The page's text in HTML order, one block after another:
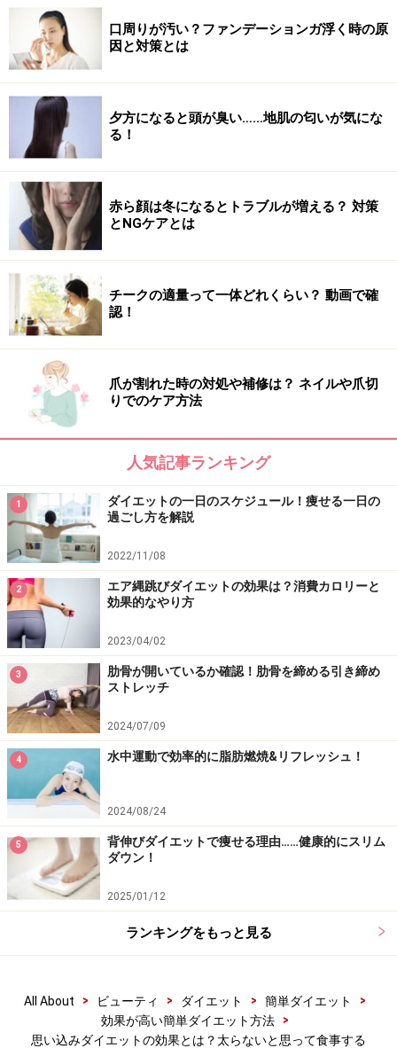
食べても食べても満足感を得られなくなるとも言われて
ます。
■自律神経の乱れ
ストレスは自律神経にも大きく影響します。ストレスが
かかると交感神経が刺激され、視床下部にある摂食中枢
を刺激し、過食に繋がります。
ダイエットの大敵となる罪悪感（ストレ
ス）と決別するために……
ダイエットストレスと決別！
ダイエットにどんなイメージをもたれますか？実際は辛
いとか続かないというマイナスのイメージが強いと思い
ますが、冒頭で述べた通り、頑張りすぎは結局ストレス
に繋がるので楽しく、良いイメージで行うことをお勧め
つまり、ダイエットの成功には罪悪感（ストレス）を感
じなくすることが大切です。実際にストレスフリーの状
態で食べた場合には「アレ？あんな食べたのに痩せて
る」なんてことも意外とあるものなのです。
つまり、「食べても太らない」と思い込むことで、罪悪
感を感じなくするのが一つのやり方ではないでしょう
か。実際にこの「食べても太らない」という思い込みが
どれだけ効果があるということを説明していきたいと思
います。
■思い込みの影響
美味しく食事しよう
痩せている人に限って、好きなものを気にせず食べてい
る傾向ってありますよね。痩せている人は食べる時に太
ると思って食べていません。「病は気から」という言葉
い影響を受けます。
という科学的に証明されてい
口周りが汚い？ファンデーションガ浮く時の原
因と対策とは
夕方になると頭が臭い……地肌の匂いが気にな
る！
赤ら顔は冬になるとトラブルが増える？ 対策
とNGケアとは
チークの適量って一体どれくらい？ 動画で確
認！
爪が割れた時の対処や補修は？ ネイルや爪切
りでのケア方法
人気記事ランキング
1
ダイエットの一日のスケジュール！痩せる一日の
過ごし方を解説
2022/11/08
2
エア縄跳びダイエットの効果は？消費カロリーと
効果的なやり方
2023/04/02
3
肋骨が開いているか確認！肋骨を締める引き締め
ストレッチ
2024/07/09
4 水中運動で効率的に脂肪燃焼&リフレッシュ！
2024/08/24
5
背伸びダイエットで痩せる理由……健康的にスリム
ダウン！
2025/01/12
ランキングをもっと見る
All About > ビューティ > ダイエット > 簡単ダイエット
>
効果が高い簡単ダイエット方法
>
思い込みダイエットの効果とは？太らないと思って食事する